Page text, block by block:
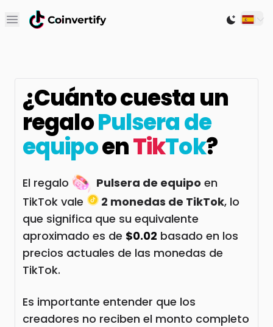
Open main menu Switch
¿Cuánto cuesta un
regaloPulsera de
equipoenTikTok?
El regalo Pulsera de equipo en
TikTok vale
2 monedas de TikTok, lo
que significa que su equivalente
aproximado es de $0.02 basado en los
precios actuales de las monedas de
TikTok.
Es importante entender que los
creadores no reciben el monto completo